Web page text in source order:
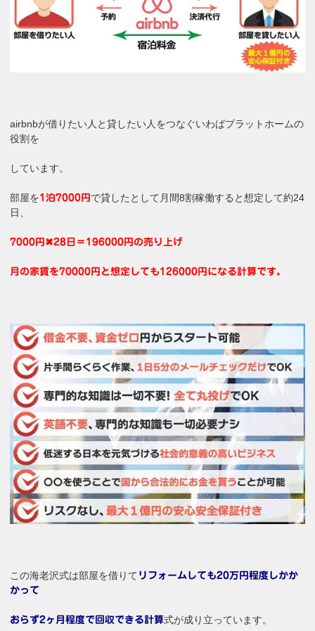
airbnbが借りたい人と貸したい人をつなぐいわばプラットホームの
役割を
しています。
部屋を1泊7000円で貸したとして月間8割稼働すると想定して約24
日、
7000円✖28日＝196000円の売り上げ
月の家賃を70000円と想定しても126000円になる計算です。
この海老沢式は部屋を借りて リフォームしても20万円程度しかか
かって
おらず2ヶ月程度で回収できる計算式が成り立っています。